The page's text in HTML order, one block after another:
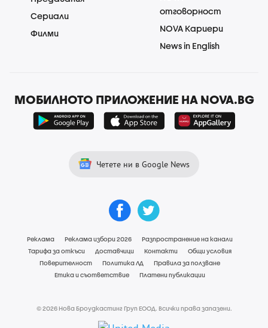
Сериали
Филми
отговорност
NOVA Кариери
News in English
МОБИЛНОТО ПРИЛОЖЕНИЕ НА NOVA.BG
Четете ни в Google News
Реклама Реклама избори 2026
Разпространение на канали
Тарифа за откъси
Доставчици Контакти
Общи условия
Поверителност
Политика ЛД
Правила за ползване
Етика и съответствие
Платени публикации
© 2026 Нова Броудкастинг Груп ЕООД. Всички права запазени.